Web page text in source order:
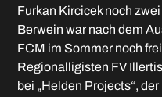
Furkan Kircicek noch
Berwein war nach dem
FCM im Sommer noch
Regionalligisten FV
bei „Helden Projects“,